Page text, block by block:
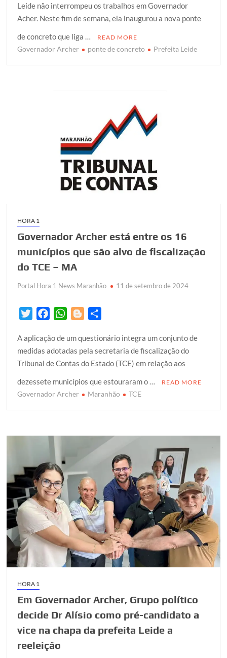
t
t
e
r
e
b
o
o
t
s
A
p
g
g
r
r
e
Leide não interrompeu os trabalhos em Governador
Acher. Neste fim de semana, ela inaugurou a nova ponte
de concreto que liga …
READ MORE
Governador Archer ponte de concreto Prefeita Leide
HORA 1
Governador Archer está entre os 16
municípios que são alvo de fiscalização
do TCE – MA
Portal Hora 1 News Maranhão 11 de setembro de 2024
i
t
t
e
r
c
e
b
o
o
W
a
t
s
A
p
o
g
g
e
r
a
r
e
A aplicação de um questionário integra um conjunto de
medidas adotadas pela secretaria de fiscalização do
Tribunal de Contas do Estado (TCE) em relação aos
dezessete municípios que estouraram o …
READ MORE
Governador Archer Maranhão TCE
HORA 1
Em Governador Archer, Grupo político
decide Dr Alísio como pré-candidato a
vice na chapa da prefeita Leide a
reeleição